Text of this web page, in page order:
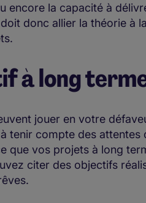
encore la capacité à
donc allier la théorie à
à long
jouer en votre
tenir compte des attentes
que vos projets à long
citer des objectifs